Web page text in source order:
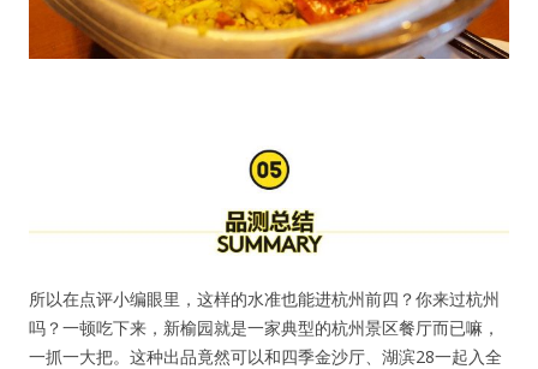
所以在点评小编眼里，这样的水准也能进杭州前四？你来过杭州
吗？一顿吃下来，新榆园就是一家典型的杭州景区餐厅而已嘛，
一抓一大把。这种出品竟然可以和四季金沙厅、湖滨28一起入全